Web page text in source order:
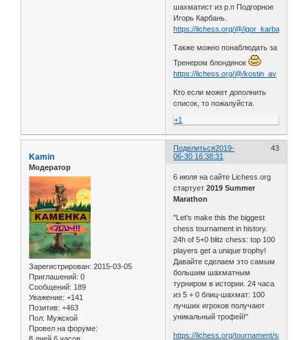
шахматист из р.п Подгорное
Игорь Карбань.
https://lichess.org/@/igor_karban
Также можно понаблюдать за
Тренером блондинок
https://lichess.org/@/kostin_av
Кто если может дополнить
список, то пожалуйста.
+1
Поделиться 43
2019-
06-30 16:38:31
Kamin
Модератор
Зарегистрирован: 2015-03-05
Приглашений: 0
Сообщений: 189
Уважение: +141
Позитив: +463
Пол: Мужской
Провел на форуме:
6 июля на сайте Lichess.org
стартует2019 Summer
Marathon
"Let's make this the biggest
chess tournament in history.
24h of 5+0 blitz chess: top 100
players get a unique trophy!
Давайте сделаем это самым
большим шахматным
турниром в истории. 24 часа
из 5 + 0 блиц-шахмат: 100
лучших игроков получают
уникальный трофей!"
https://lichess.org/tournament/